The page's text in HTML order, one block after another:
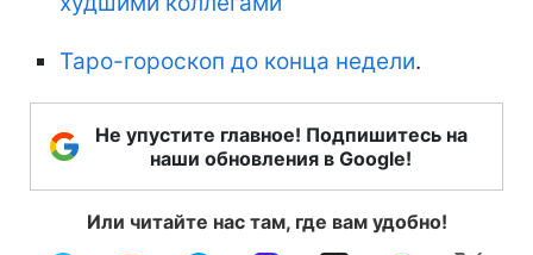
Таро-гороскоп до конца недели.
Не упустите главное! Подпишитесь на
наши обновления в Google!
Или читайте нас там, где вам удобно!